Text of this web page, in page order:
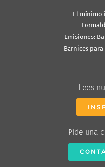
El mínimo
Emisiones:
Barnices
Lees
Pide una